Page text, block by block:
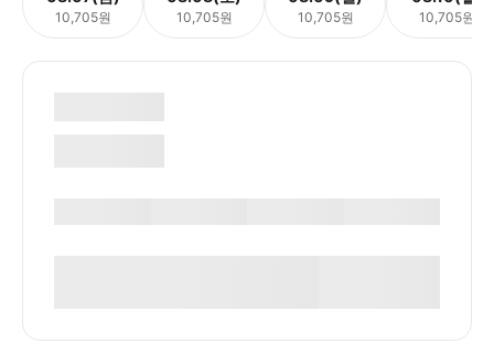
10,705원 10,705원 10,705원 10,705원